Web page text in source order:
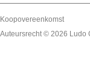
Koopovereenkomst
Auteursrecht © 2026 Ludo